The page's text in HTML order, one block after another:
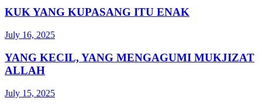
KUK YANG KUPASANG ITU ENAK
July 16, 2025
YANG KECIL, YANG MENGAGUMI MUKJIZAT
ALLAH
July 15, 2025